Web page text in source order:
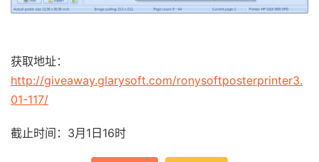
获取地址：
http://giveaway.glarysoft.com/ronysoftposterprinter3.
01-117/
截止时间：3月1日16时